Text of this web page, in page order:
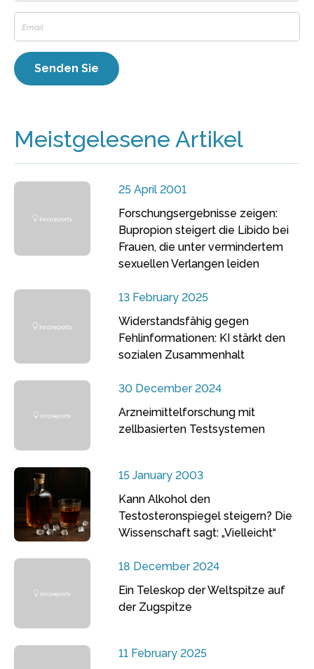
Meistgelesene Artikel
25 April 2001
Forschungsergebnisse zeigen:
Bupropion steigert die Libido bei
Frauen, die unter vermindertem
sexuellen Verlangen leiden
13 February 2025
Widerstandsfähig gegen
Fehlinformationen: KI stärkt den
sozialen Zusammenhalt
30 December 2024
Arzneimittelforschung mit
zellbasierten Testsystemen
15 January 2003
Kann Alkohol den
Testosteronspiegel steigern? Die
Wissenschaft sagt: „Vielleicht“
18 December 2024
Ein Teleskop der Weltspitze auf
der Zugspitze
11 February 2025